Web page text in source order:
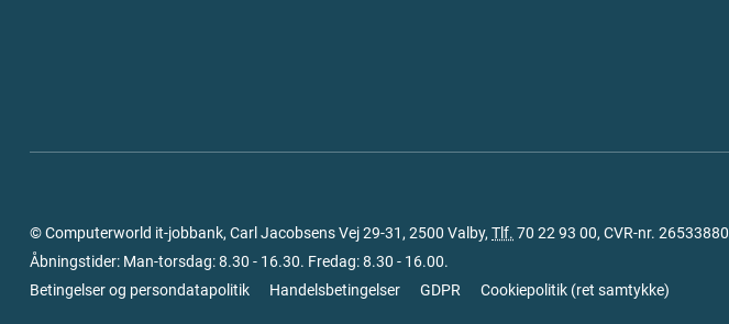
© Computerworld it-jobbank, Carl Jacobsens Vej 29-31, 2500 Valby, Tlf. 70 22 93 00, CVR-nr. 26533880
Åbningstider: Man-torsdag: 8.30 - 16.30. Fredag: 8.30 - 16.00.
Betingelser og persondatapolitik
Handelsbetingelser GDPR Cookiepolitik (ret samtykke)